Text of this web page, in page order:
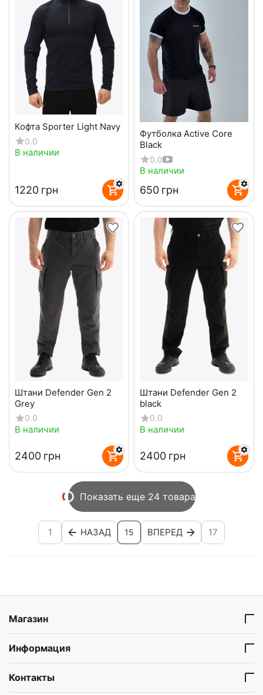
Кофта Sporter Light Navy
0.0
В наличии
‍1220‍ грн
Футболка Active Core
Black
0.0
В наличии
‍650‍ грн
Штани Defender Gen 2
Grey
0.0
В наличии
‍2400‍ грн
Штани Defender Gen 2
black
0.0
В наличии
‍2400‍ грн
Показать еще 24 товара
1 НАЗАД 15 ВПЕРЕД 17
Магазин
Информация
Контакты